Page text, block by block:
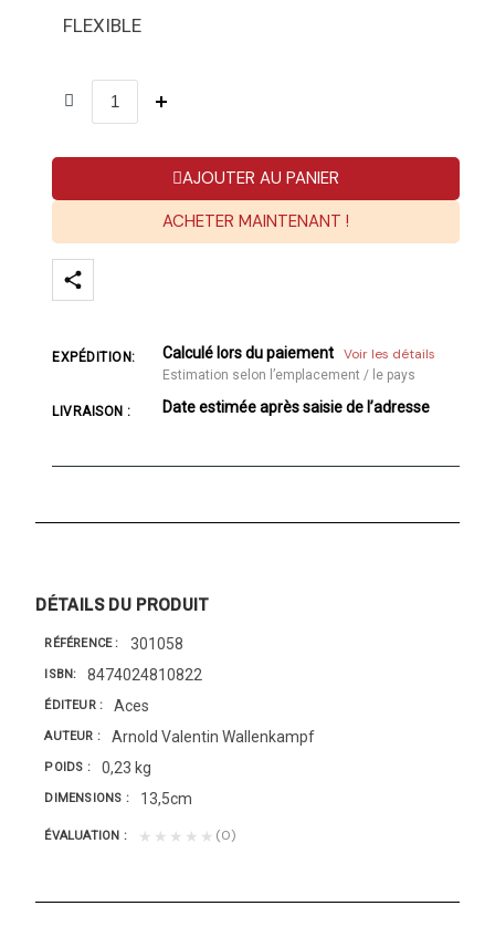
FLEXIBLE
AJOUTER AU PANIER
ACHETER MAINTENANT !
EXPÉDITION: Calculé lors du paiement Voir les détails
Estimation selon l’emplacement / le pays
LIVRAISON : Date estimée après saisie de l’adresse
DÉTAILS DU PRODUIT
RÉFÉRENCE 301058
ISBN 8474024810822
ÉDITEUR Aces
AUTEUR Arnold Valentin Wallenkampf
POIDS 0,23 kg
DIMENSIONS 13,5cm
ÉVALUATION ★★★★★ (0)